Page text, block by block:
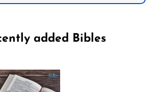
added Bibles